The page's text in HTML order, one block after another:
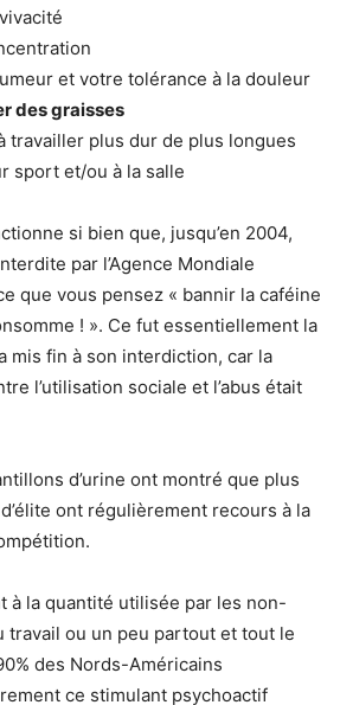
et votre tolérance à la douleur
des graisses
travailler plus dur de plus longues
sport et/ou à la salle
si bien que, jusqu’en 2004,
par l’Agence Mondiale
que vous pensez « bannir la caféine
! ». Ce fut essentiellement la
mis fin à son interdiction, car la
l’utilisation sociale et l’abus était
d’urine ont montré que plus
ont régulièrement recours à la
à la quantité utilisée par les non-
travail ou un peu partout et tout le
des Nords-Américains
ce stimulant psychoactif